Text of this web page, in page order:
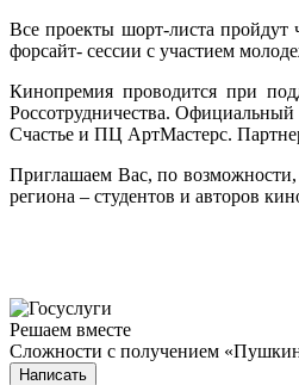
Все проекты шорт-листа пройдут
форсайт- сессии с участием
Кинопремия проводится при
Россотрудничества.
Счастье и ПЦ АртМастерс.
Приглашаем Вас, по возможности,
региона – студентов и авторов
Решаем вместе
Сложности с получением
Написать